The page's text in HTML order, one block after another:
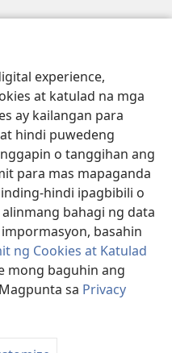
experience,
at katulad na mga
ay kailangan para
hindi puwedeng
o tanggihan ang
para mas mapaganda
hindi ipagbibili o
bahagi ng data
basahin
ng Cookies at Katulad
mong baguhin ang
sa Privacy
Tract Society of Pennsylvania.